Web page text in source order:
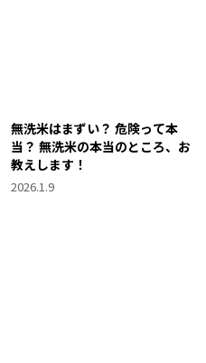
無洗米はまずい？ 危険って本
当？ 無洗米の本当のところ、お
教えします！
2026.1.9